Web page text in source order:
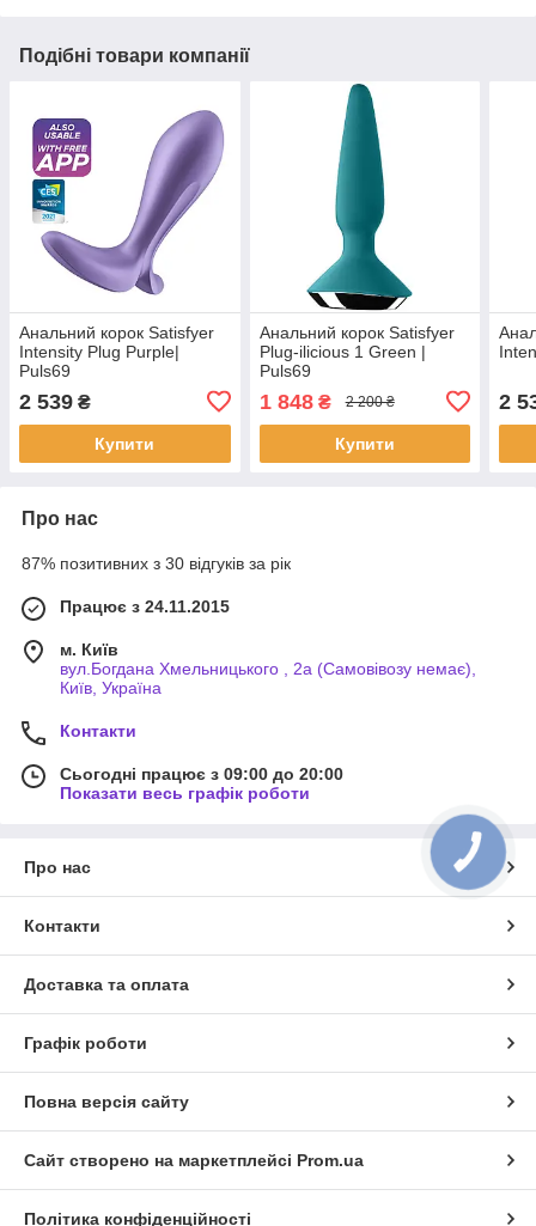
Подібні товари компанії
Анальний корок Satisfyer
Intensity Plug Purple|
Puls69
2 539 ₴
Купити
Анальний корок Satisfyer
Plug-ilicious 1 Green |
Puls69
1 848₴ 2 200 ₴
Купити
2
Про нас
87% позитивних з 30 відгуків за рік
Працює з 24.11.2015
м. Київ
вул.Богдана Хмельницького , 2а (Самовівозу немає),
Київ, Україна
Контакти
Сьогодні працює з 09:00 до 20:00
Показати весь графік роботи
Про нас
Контакти
Доставка та оплата
Графік роботи
Повна версія сайту
Сайт створено на маркетплейсі Prom.ua
Політика конфіденційності